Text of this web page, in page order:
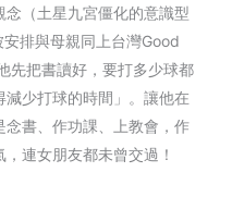
（土星九宮僵化的意識型
排與母親同上台灣Good
先把書讀好，要打多少球都
少打球的時間」。讓他在
書、作功課、上教會，作
連女朋友都未曾交過！